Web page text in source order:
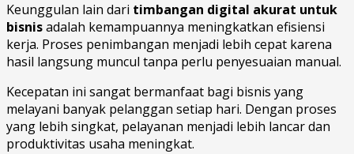
Keunggulan lain dari timbangan digital akurat untuk
bisnisadalah kemampuannya meningkatkan efisiensi
kerja. Proses penimbangan menjadi lebih cepat karena
hasil langsung muncul tanpa perlu penyesuaian manual.
Kecepatan ini sangat bermanfaat bagi bisnis yang
melayani banyak pelanggan setiap hari. Dengan proses
yang lebih singkat, pelayanan menjadi lebih lancar dan
produktivitas usaha meningkat.